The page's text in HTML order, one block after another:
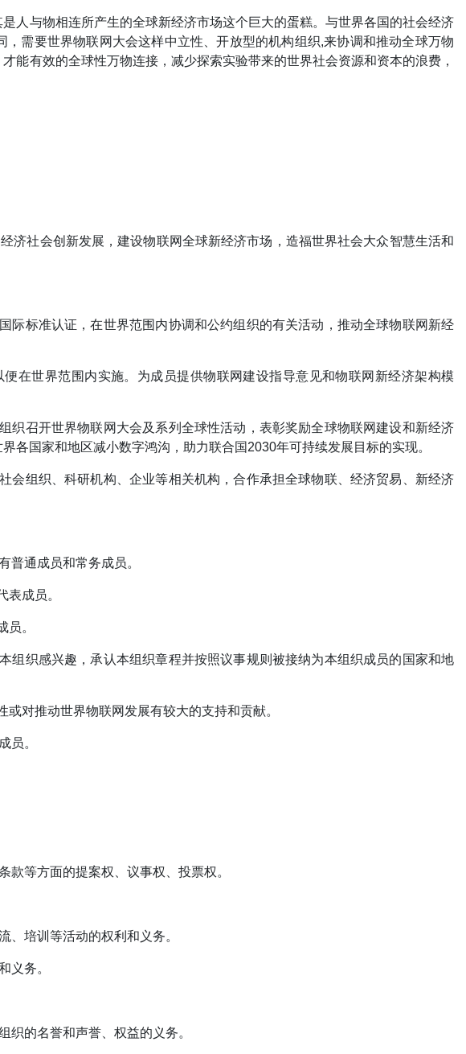
人与物相连所产生的全球新经济市场这个巨大的蛋糕。与世界各国的社会经济
需要世界物联网大会这样中立性、开放型的机构组织,来协调和推动全球万物
能有效的全球性万物连接，减少探索实验带来的世界社会资源和资本的浪费，
济社会创新发展，建设物联网全球新经济市场，造福世界社会大众智慧生活和
际标准认证，在世界范围内协调和公约组织的有关活动，推动全球物联网新经
在世界范围内实施。为成员提供物联网建设指导意见和物联网新经济架构模
织召开世界物联网大会及系列全球性活动，表彰奖励全球物联网建设和新经济
各国家和地区减小数字鸿沟，助力联合国2030年可持续发展目标的实现。
会组织、科研机构、企业等相关机构，合作承担全球物联、经济贸易、新经济
普通成员和常务成员。
成员。
。
组织感兴趣，承认本组织章程并按照议事规则被接纳为本组织成员的国家和地
对推动世界物联网发展有较大的支持和贡献。
员。
等方面的提案权、议事权、投票权。
、培训等活动的权利和义务。
义务。
织的名誉和声誉、权益的义务。